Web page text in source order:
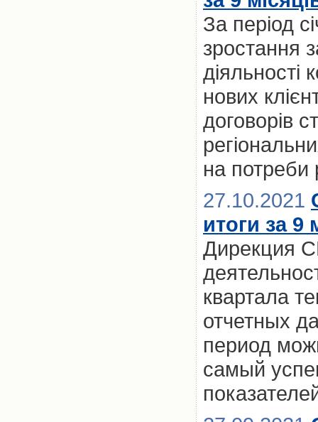
За період
зростання
діяльності
нових
договорів
на потреби
27.10.2021
итоги за 9
Дирекция
квартала
отчетных
период
самый